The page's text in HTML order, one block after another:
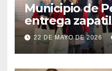
Municipio de
entrega
estudiantes
Royalty Minero
22 DE MAYO DE 2026